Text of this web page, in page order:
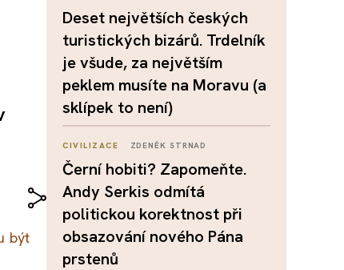
být
Deset největších českých
turistických bizárů. Trdelník
je všude, za největším
peklem musíte na Moravu (a
sklípek to není)
CIVILIZACE ZDENĚK STRNAD
Černí hobiti? Zapomeňte.
Andy Serkis odmítá
politickou korektnost při
obsazování nového Pána
prstenů